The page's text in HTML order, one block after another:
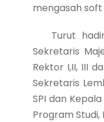
mengasah
Turut hadir
Sekretaris
Rektor I,II, III
Sekretaris
SPI dan
Program Studi,